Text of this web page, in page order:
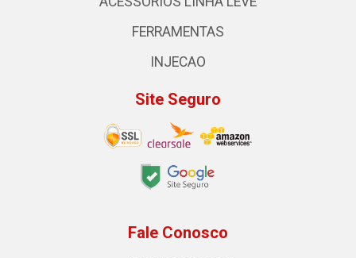
FERRAMENTAS
INJECAO
Site Seguro
Fale Conosco